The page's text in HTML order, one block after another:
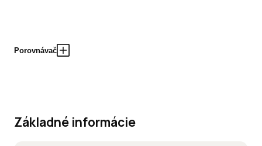
Porovnávač
Základné informácie